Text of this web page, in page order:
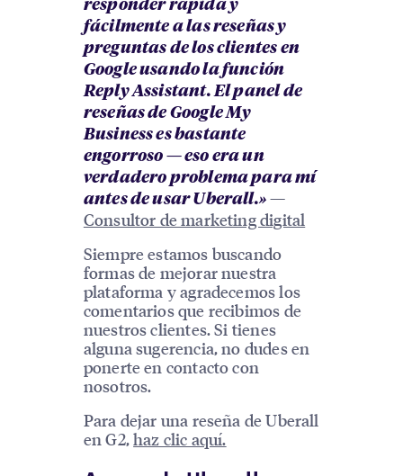
responder rápida y
fácilmente a las reseñas y
preguntas de los clientes en
Google usando la función
Reply Assistant. El panel de
reseñas de Google My
Business es bastante
engorroso — eso era un
verdadero problema para mí
antes de usar Uberall.»—
Consultor de marketing digital
Siempre estamos buscando
formas de mejorar nuestra
plataforma y agradecemos los
comentarios que recibimos de
nuestros clientes. Si tienes
alguna sugerencia, no dudes en
ponerte en contacto con
nosotros.
Para dejar una reseña de Uberall
en G2,haz clic aquí.